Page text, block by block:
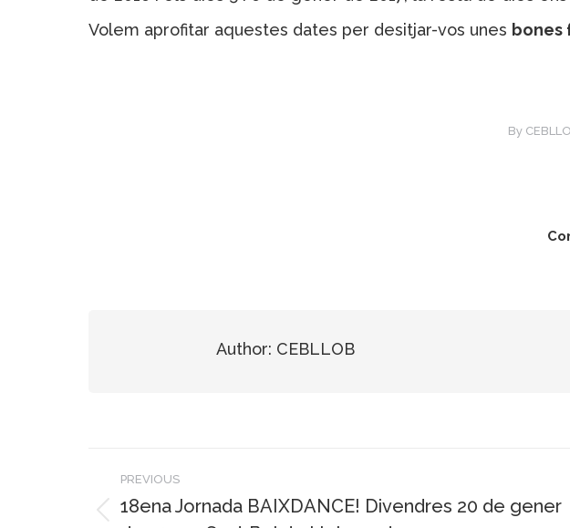
Volem aprofitar aquestes dates per desitjar-vos unes bones
By
Author: CEBLLOB
Post
navigation
PREVIOUS
18ena Jornada BAIXDANCE! Divendres 20 de gener